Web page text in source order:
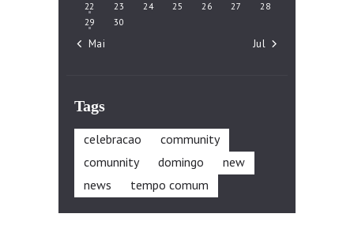
22
23 24 25 26 27
28
29
30
« Mai Jul »
Tags
celebracao
community
comunnity
domingo
new
news
tempo comum